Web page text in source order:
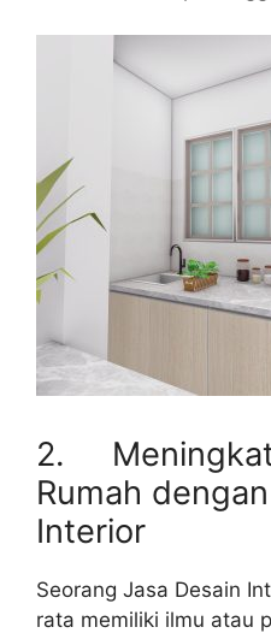
2.
Rumah
Interior
Seorang Jasa Desain
rata memiliki ilmu atau